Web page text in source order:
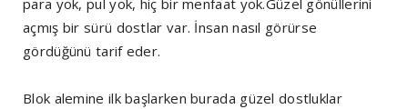
para yok, pul yok, hiç bir menfaat yok.Güzel gönüllerini
açmış bir sürü dostlar var. İnsan nasıl görürse
gördüğünü tarif eder.
Blok alemine ilk başlarken burada güzel dostluklar